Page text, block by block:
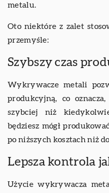
metalu.
Oto niektóre z zalet
przemyśle:
Szybszy czas
Wykrywacze metali
produkcyjną, co
szybciej niż
będziesz mógł
po niższych kosztach niż
Lepsza kontrola
Użycie wykrywacza